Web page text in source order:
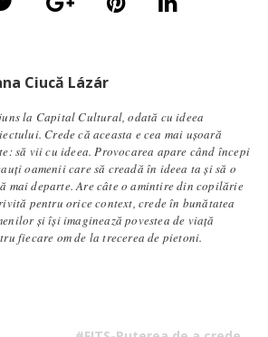
Ciucă Lázár
la Capital Cultural, odată cu ideea
Crede că aceasta e cea mai ușoară
să vii cu ideea. Provocarea apare când începi
oamenii care să creadă în ideea ta și să o
mai departe. Are câte o amintire din copilărie
pentru orice context, crede în bunătatea
și își imaginează povestea de viață
fiecare om de la trecerea de pietoni.